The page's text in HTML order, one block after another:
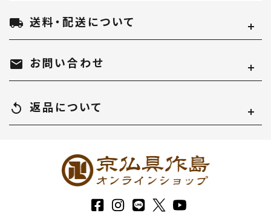
local_shipping 送料・配送について
mail お問い合わせ
replay 返品について